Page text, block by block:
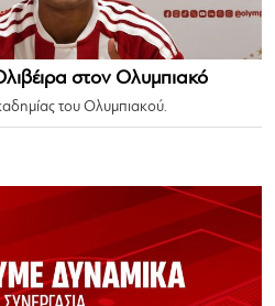
στον Ολυμπιακό
του Ολυμπιακού.